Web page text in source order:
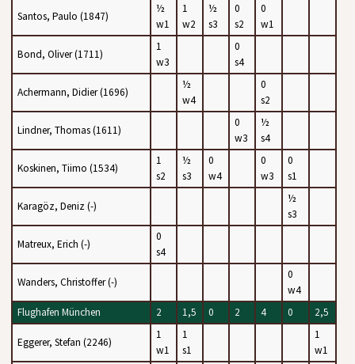
Santos, Paulo (1847)
½
w1
1
w2
½
s3
0
s2
0
w1
Bond, Oliver (1711)
1
w3
0
s4
Achermann, Didier (1696)
½
w4
0
s2
Lindner, Thomas (1611)
0
w3
½
s4
Koskinen, Tiimo (1534)
1
s2
½
s3
0
w4
0
w3
0
s1
Karagöz, Deniz (-)
½
s3
Matreux, Erich (-)
0
s4
Wanders, Christoffer (-)
0
w4
Flughafen München
2 1,5 0 2 4 0 2,5
Eggerer, Stefan (2246)
1
w1
1
s1
1
w1